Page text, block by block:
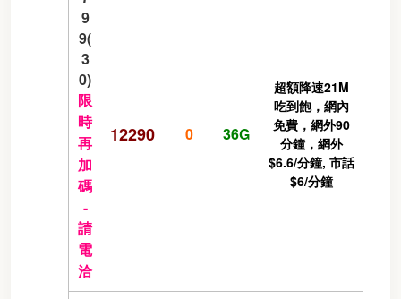
9
9(
3
0)
限
時
再
加
碼
-
請
電
洽
12290 0 36G
超額降速21M
吃到飽，網內
免費，網外90
分鐘，網外
$6.6/分鐘, 市話
$6/分鐘